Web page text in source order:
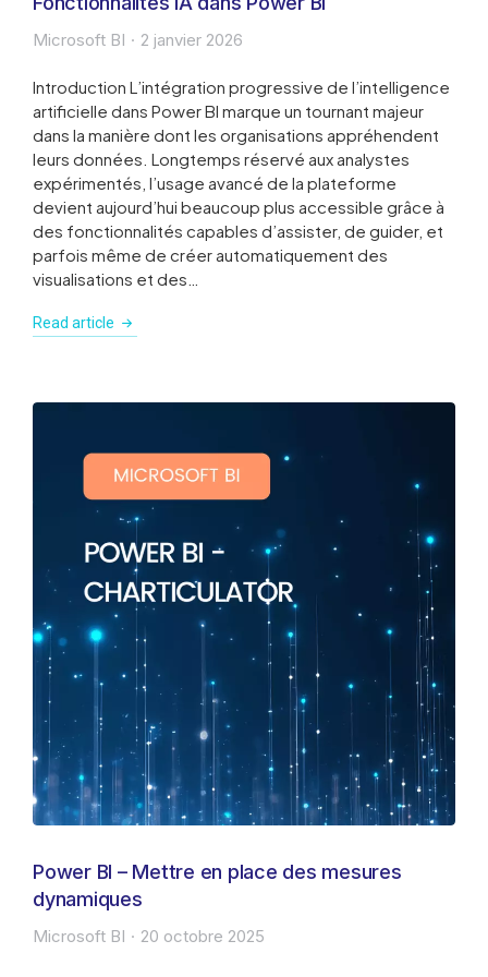
Microsoft BI 2 janvier 2026
Introduction L’intégration progressive de l’intelligence
artificielle dans Power BI marque un tournant majeur
dans la manière dont les organisations appréhendent
leurs données. Longtemps réservé aux analystes
expérimentés, l’usage avancé de la plateforme
devient aujourd’hui beaucoup plus accessible grâce à
des fonctionnalités capables d’assister, de guider, et
parfois même de créer automatiquement des
visualisations et des…
Read article
Power BI – Mettre en place des mesures
dynamiques
Microsoft BI 20 octobre 2025